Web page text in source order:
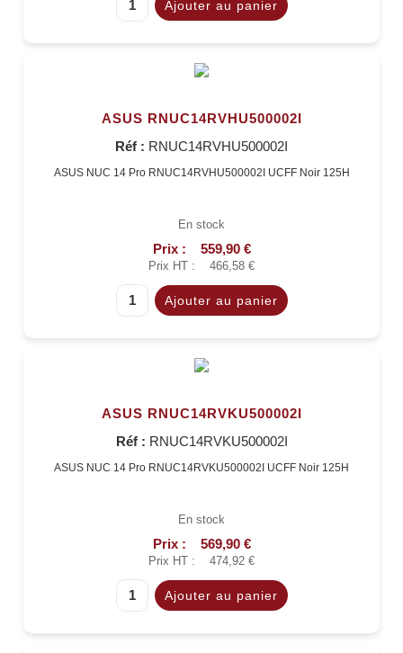
ASUS RNUC14RVHU500002I
Réf : RNUC14RVHU500002I
ASUS NUC 14 Pro RNUC14RVHU500002I UCFF Noir 125H
En stock
Prix : 559,90 €
Prix HT : 466,58 €
ASUS RNUC14RVKU500002I
Réf : RNUC14RVKU500002I
ASUS NUC 14 Pro RNUC14RVKU500002I UCFF Noir 125H
En stock
Prix : 569,90 €
Prix HT : 474,92 €